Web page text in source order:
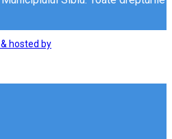
hosted by